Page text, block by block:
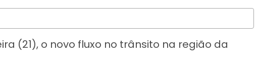
(21), o novo fluxo no trânsito na região da